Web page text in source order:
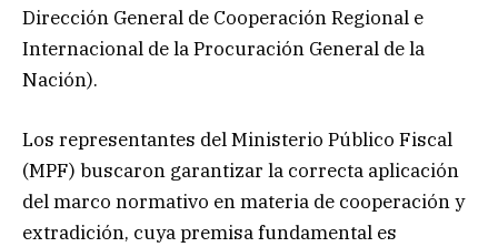
Dirección General de Cooperación Regional e
Internacional de la Procuración General de la
Nación).
Los representantes del Ministerio Público Fiscal
(MPF) buscaron garantizar la correcta aplicación
del marco normativo en materia de cooperación y
extradición, cuya premisa fundamental es